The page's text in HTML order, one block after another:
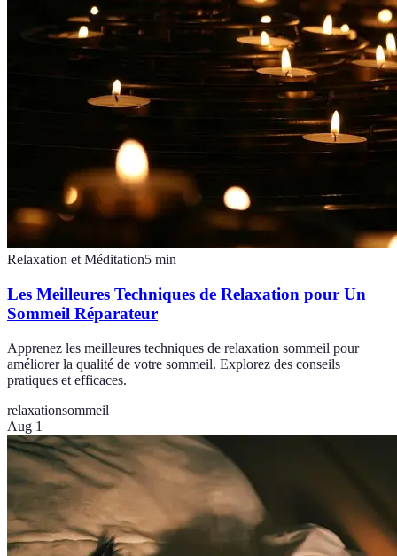
Relaxation et Méditation5 min
Les Meilleures Techniques de Relaxation pour Un
Sommeil Réparateur
Apprenez les meilleures techniques de relaxation sommeil pour
améliorer la qualité de votre sommeil. Explorez des conseils
pratiques et efficaces.
relaxationsommeil
Aug 1